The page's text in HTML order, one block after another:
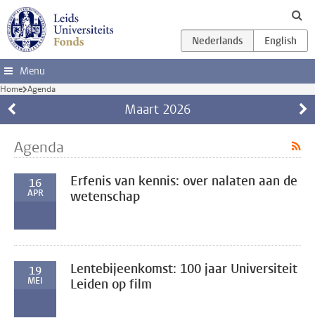
Ga direct naar de inhoud
Menu
Home Agenda
Maart 2026
Agenda
16
APR
Erfenis van kennis: over nalaten aan de
wetenschap
19
MEI
Lentebijeenkomst: 100 jaar Universiteit
Leiden op film